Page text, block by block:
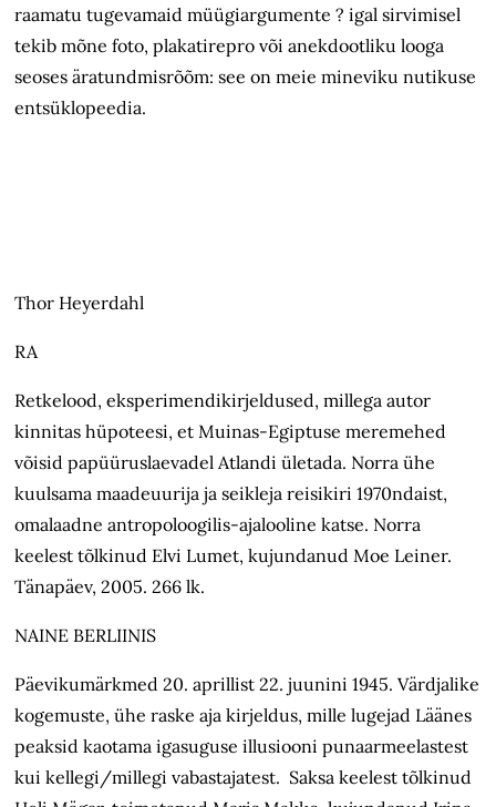
raamatu tugevamaid müügiargumente ? igal sirvimisel
tekib mõne foto, plakatirepro või anekdootliku looga
seoses äratundmisrõõm: see on meie mineviku nutikuse
entsüklopeedia.
Thor Heyerdahl
RA
Retkelood, eksperimendikirjeldused, millega autor
kinnitas hüpoteesi, et Muinas-Egiptuse meremehed
võisid papüüruslaevadel Atlandi ületada. Norra ühe
kuulsama maadeuurija ja seikleja reisikiri 1970ndaist,
omalaadne antropoloogilis-ajalooline katse. Norra
keelest tõlkinud Elvi Lumet, kujundanud Moe Leiner.
Tänapäev, 2005. 266 lk.
NAINE BERLIINIS
Päevikumärkmed 20. aprillist 22. juunini 1945. Värdjalike
kogemuste, ühe raske aja kirjeldus, mille lugejad Läänes
peaksid kaotama igasuguse illusiooni punaarmeelastest
kui kellegi/millegi vabastajatest. Saksa keelest tõlkinud